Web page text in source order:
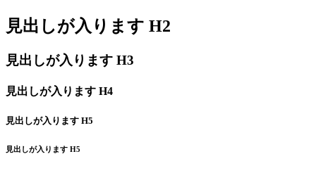
見出しが入ります H2
見出しが入ります H3
見出しが入ります H4
見出しが入ります H5
見出しが入ります H5